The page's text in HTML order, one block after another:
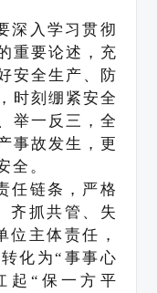
深入学习贯彻
重要论述，充
安全生产、防
时刻绷紧安全
举一反三，全
事故发生，更
全。
任链条，严格
齐抓共管、失
位主体责任，
化为“事事心
起“保一方平